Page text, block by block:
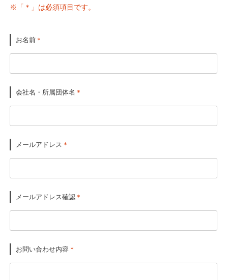
※「＊」は必須項目です。
お名前 ＊
会社名・所属団体名 ＊
メールアドレス ＊
メールアドレス確認 ＊
お問い合わせ内容 ＊